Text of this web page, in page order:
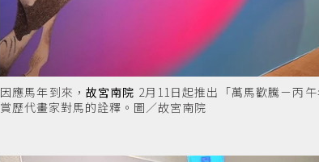
因應馬年到來， 故宮南院 2月11日起推出「萬馬歡騰－丙
賞歷代畫家對馬的詮釋。圖／故宮南院